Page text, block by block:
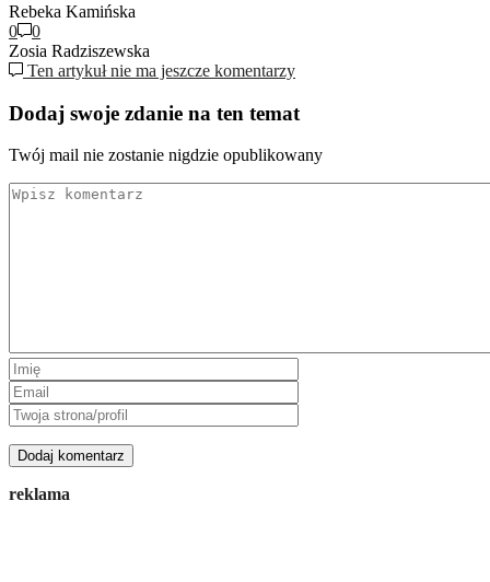
Rebeka Kamińska
0
0
Zosia Radziszewska
Ten artykuł nie ma jeszcze komentarzy
Dodaj swoje zdanie na ten temat
Twój mail nie zostanie nigdzie opublikowany
reklama